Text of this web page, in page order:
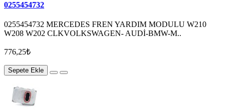
0255454732
0255454732 MERCEDES FREN YARDIM MODULU W210
W208 W202 CLKVOLKSWAGEN- AUDİ-BMW-M..
776,25₺
Sepete Ekle